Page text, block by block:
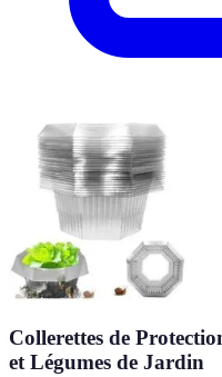
Collerettes de
et Légumes de Jardin